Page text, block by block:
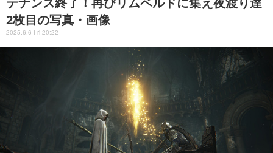
2枚目の写真・画像
2025.6.6 Fri 20:22